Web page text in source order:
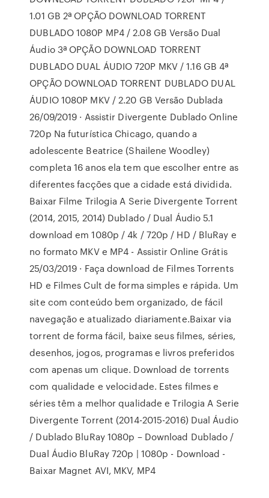
1.01 GB 2ª OPÇÃO DOWNLOAD TORRENT
DUBLADO 1080P MP4 / 2.08 GB Versão Dual
Áudio 3ª OPÇÃO DOWNLOAD TORRENT
DUBLADO DUAL ÁUDIO 720P MKV / 1.16 GB 4ª
OPÇÃO DOWNLOAD TORRENT DUBLADO DUAL
ÁUDIO 1080P MKV / 2.20 GB Versão Dublada
26/09/2019 · Assistir Divergente Dublado Online
720p Na futurística Chicago, quando a
adolescente Beatrice (Shailene Woodley)
completa 16 anos ela tem que escolher entre as
diferentes facções que a cidade está dividida.
Baixar Filme Trilogia A Serie Divergente Torrent
(2014, 2015, 2014) Dublado / Dual Áudio 5.1
download em 1080p / 4k / 720p / HD / BluRay e
no formato MKV e MP4 - Assistir Online Grátis
25/03/2019 · Faça download de Filmes Torrents
HD e Filmes Cult de forma simples e rápida. Um
site com conteúdo bem organizado, de fácil
navegação e atualizado diariamente.Baixar via
torrent de forma fácil, baixe seus filmes, séries,
desenhos, jogos, programas e livros preferidos
com apenas um clique. Download de torrents
com qualidade e velocidade. Estes filmes e
séries têm a melhor qualidade e Trilogia A Serie
Divergente Torrent (2014-2015-2016) Dual Áudio
/ Dublado BluRay 1080p – Download Dublado /
Dual Áudio BluRay 720p | 1080p - Download -
Baixar Magnet AVI, MKV, MP4